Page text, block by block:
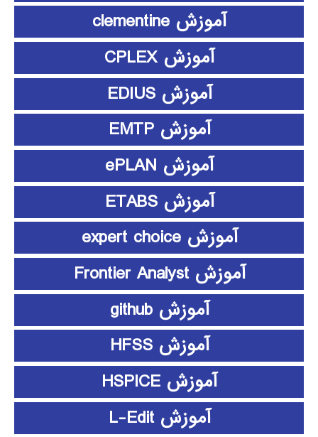
آموزش clementine
آموزش CPLEX
آموزش EDIUS
آموزش EMTP
آموزش ePLAN
آموزش ETABS
آموزش expert choice
آموزش Frontier Analyst
آموزش github
آموزش HFSS
آموزش HSPICE
آموزش L-Edit